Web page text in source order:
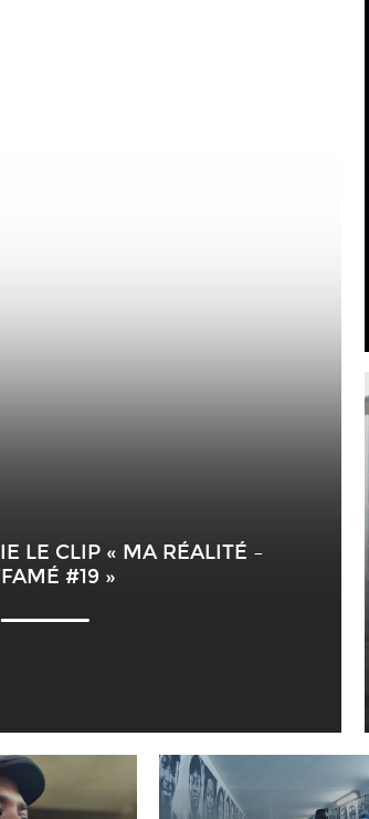
LE CLIP « MA RÉALITÉ –
#19 »